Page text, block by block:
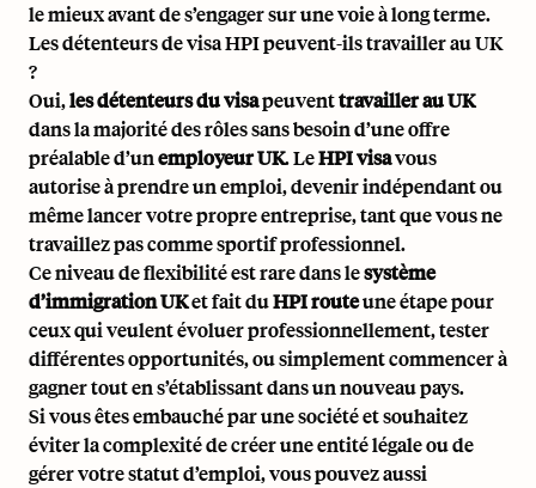
le mieux avant de s’engager sur une voie à long terme.
Les détenteurs de visa HPI peuvent-ils travailler au UK
?
Oui,les détenteurs du visapeuventtravailler au UK
dans la majorité des rôles sans besoin d’une offre
préalable d’unemployeur UK. LeHPI visavous
autorise à prendre un emploi, devenir indépendant ou
même lancer votre propre entreprise, tant que vous ne
travaillez pas comme sportif professionnel.
Ce niveau de flexibilité est rare dans lesystème
d’immigration UKet fait duHPI routeune étape pour
ceux qui veulent évoluer professionnellement, tester
différentes opportunités, ou simplement commencer à
gagner tout en s’établissant dans un nouveau pays.
Si vous êtes embauché par une société et souhaitez
éviter la complexité de créer une entité légale ou de
gérer votre statut d’emploi, vous pouvez aussi